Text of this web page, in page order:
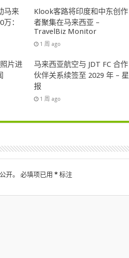
马来
：
Klook客路将印度和中东创作
者聚集在马来西亚 –
TravelBiz Monitor
1 周 ago
片进
马来西亚航空与 JDT FC 合作
伙伴关系续签至 2029 年 – 星
报
1 周 ago
开。 必填项已用 *标注